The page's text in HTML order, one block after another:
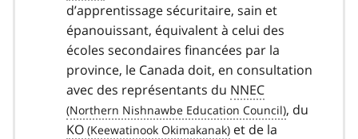
d’apprentissage sécuritaire, sain et
épanouissant, équivalent à celui des
écoles secondaires financées par la
province, le Canada doit, en consultation
avec des représentants du NNEC
, du
KO
et de la